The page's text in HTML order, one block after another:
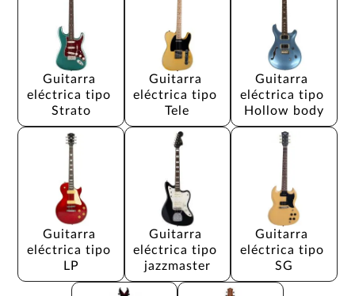
Guitarra
eléctrica tipo
Strato
Guitarra
eléctrica tipo
Tele
Guitarra
eléctrica tipo
Hollow body
Guitarra
eléctrica tipo
LP
Guitarra
eléctrica tipo
jazzmaster
Guitarra
eléctrica tipo
SG